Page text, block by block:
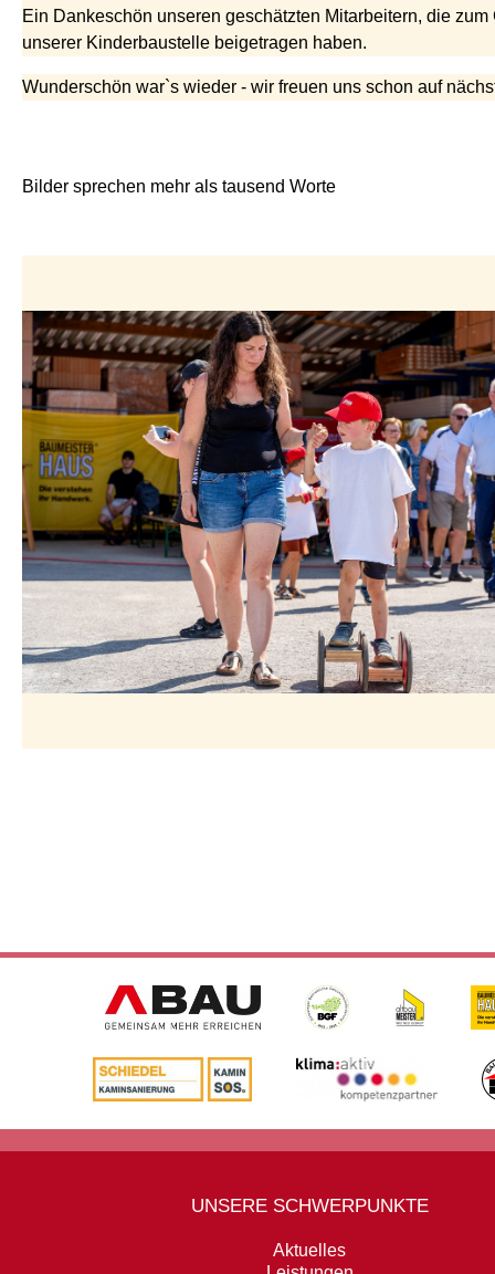
Ein Dankeschön unseren geschätzten Mitarbeitern, die zum
unserer Kinderbaustelle beigetragen haben.
Wunderschön war`s wieder - wir freuen uns schon auf
Bilder sprechen mehr als tausend Worte
UNSERE SCHWERPUNKTE
Aktuelles